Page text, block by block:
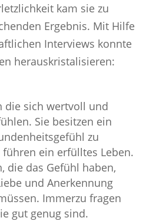
kam sie zu
Ergebnis. Mit Hilfe
Interviews konnte
herauskristalisieren:
die sich wertvoll und
Sie besitzen ein
zu
ein erfülltes Leben.
die das Gefühl haben,
und Anerkennung
Immerzu fragen
gut genug sind.